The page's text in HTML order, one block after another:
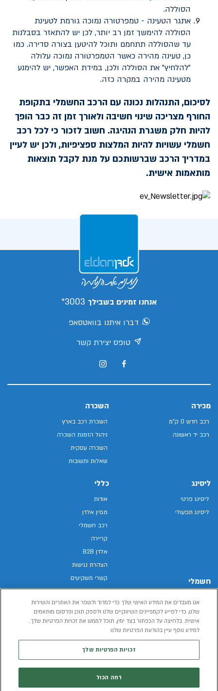
הסוללה.
אתגר הטעינה - טמפרטורה נמוכה גורמת לטעינת
הסוללה להימשך זמן רב יותר, לכן יש להתאזר בסבלנות
עד שהסוללה תתחמם ותוכל להיטען בצורה סדירה. כמו
כן, טעינה מהירה כאשר הטמפרטורה נמוכה עלולה
"להלחיץ" את הסוללה ולכן, במידת האפשר, יש להימנע
מטעינה מהירה במקרה כזה.
לסיכום, התנהלות נכונה עם הרכב החשמלי בתקופת
החורף מצריכה שינוי חשיבה ולאורך זמן זה כבר הופך
להיות חלק משגרת הנהיגה. חשוב לזכור כי לכל רכב
חשמלי עשויות להיות המלצות ספציפיות, ולכן יש לעיין
במדריך הרכב שברשותכם על מנת לקבל תוצאות
מותאמות אישית.
אנחנו זמינים בשבילך 3003*
דברו איתנו בוואטסאפ
טופס יצירת קשר
מכירה
רכב חדש 0 ק"מ
רכב יד ראשונה
השכרה
השכרת רכב בארץ
ניהול הזמנת השכרה
השכרה עסקית
שאלות ותשובות
ליסינג
ליסינג פרטי
ליסינג תפעולי
חשמלי
רכב חשמלי
הכל על רכב חשמלי
כללי
אודות
מגזין אלדן
רכב חשמלי
קריירה
אלדן B2B
הצהרת נגישות
קשרי משקיעים
מפת האתר
מדיניות פרטיות
תנאי שימוש
המידע שיימסר על ידך במהלך השימוש באתר יישמר וישמש את אלדן, או צד שלישי,
אנו מעבדים את המידע האישי שלך כדי למדוד ולשפר את האתרים והשירות
שלנו, כדי לסייע לקמפיינים השיווקיים שלנו ולספק תוכן ופרסום מותאמים
אישית. בלחיצה על הכפתור בצד ימין, תוכל לממש את זכויות הפרטיות שלך.
למידע נוסף עיין בהודעת הפרטיות שלנו
זכויות הפרטיות שלך
דחה הכול